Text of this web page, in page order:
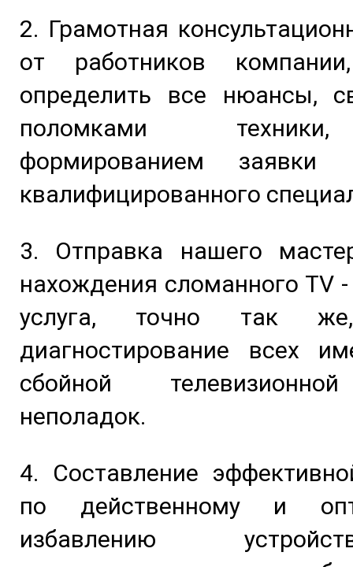
2. Грамотная
от работников
определить все нюансы,
поломками
формированием
квалифицированного
3. Отправка нашего
нахождения сломанного TV
услуга, точно так
диагностирование всех
сбойной
неполадок.
4. Составление
по действенному и
избавлению